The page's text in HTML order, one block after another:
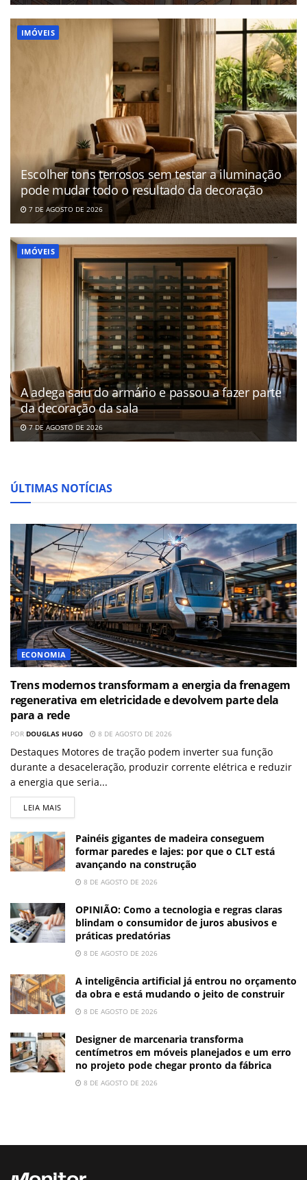
IMÓVEIS
Escolher tons terrosos sem testar a iluminação
pode mudar todo o resultado da decoração
7 DE AGOSTO DE 2026
IMÓVEIS
A adega saiu do armário e passou a fazer parte
da decoração da sala
7 DE AGOSTO DE 2026
ÚLTIMAS NOTÍCIAS
ECONOMIA
Trens modernos transformam a energia da frenagem
regenerativa em eletricidade e devolvem parte dela
para a rede
POR DOUGLAS HUGO 8 DE AGOSTO DE 2026
Destaques Motores de tração podem inverter sua função
durante a desaceleração, produzir corrente elétrica e reduzir
a energia que seria...
LEIA MAIS
Painéis gigantes de madeira conseguem
formar paredes e lajes: por que o CLT está
avançando na construção
8 DE AGOSTO DE 2026
OPINIÃO: Como a tecnologia e regras claras
blindam o consumidor de juros abusivos e
práticas predatórias
8 DE AGOSTO DE 2026
A inteligência artificial já entrou no orçamento
da obra e está mudando o jeito de construir
8 DE AGOSTO DE 2026
Designer de marcenaria transforma
centímetros em móveis planejados e um erro
no projeto pode chegar pronto da fábrica
8 DE AGOSTO DE 2026